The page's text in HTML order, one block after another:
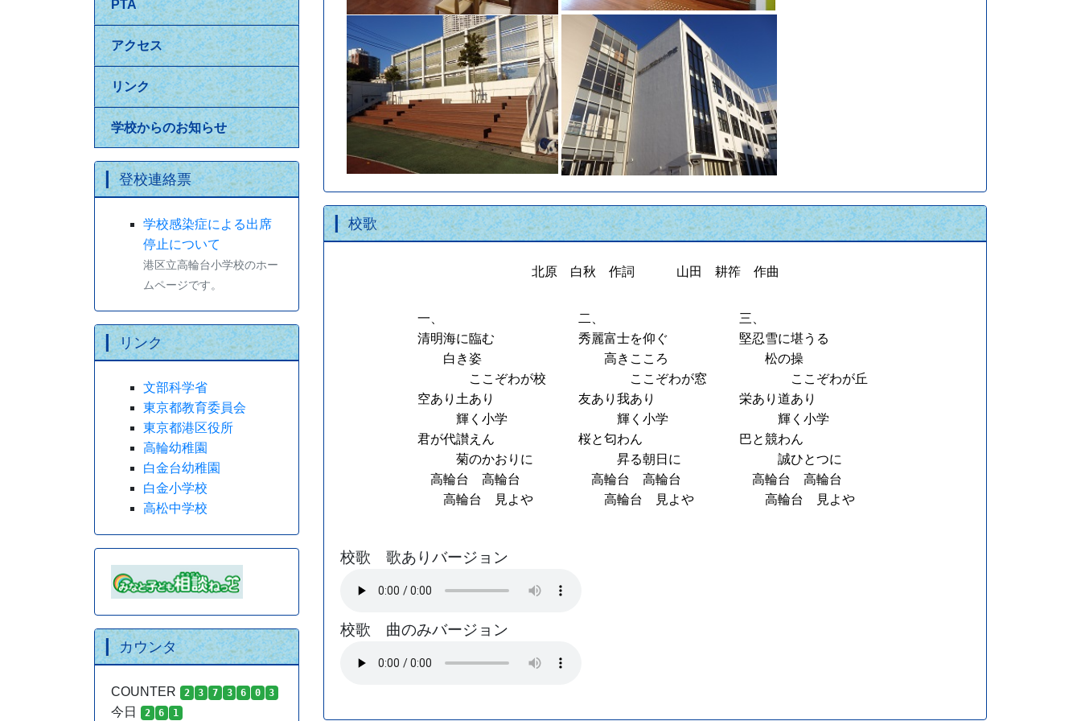
PTA
アクセス
リンク
学校からのお知らせ
登校連絡票
学校感染症による出席
停止について
港区立高輪台小学校のホー
ムページです。
リンク
文部科学省
東京都教育委員会
東京都港区役所
高輪幼稚園
白金台幼稚園
白金小学校
高松中学校
カウンタ
COUNTER 2 3 7 3 6 0 3
今日 2 6 1
校歌
北原 白秋 作詞 山田 耕筰 作曲
一、
清明海に臨む
白き姿
ここぞわが校
空あり土あり
輝く小学
君が代讃えん
菊のかおりに
高輪台 高輪台
高輪台 見よや
二、
秀麗富士を仰ぐ
高きこころ
ここぞわが窓
友あり我あり
輝く小学
桜と匂わん
昇る朝日に
高輪台 高輪台
高輪台 見よや
三、
堅忍雪に堪うる
松の操
ここぞわが丘
栄あり道あり
輝く小学
巴と競わん
誠ひとつに
高輪台 高輪台
高輪台 見よや
校歌 歌ありバージョン
校歌 曲のみバージョン